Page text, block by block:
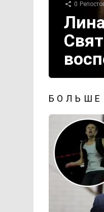
0
БОЛЬШЕ